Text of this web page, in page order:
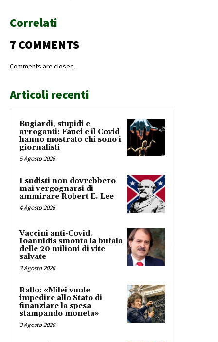
Correlati
7 COMMENTS
Comments are closed.
Articoli recenti
Bugiardi, stupidi e
arroganti: Fauci e il Covid
hanno mostrato chi sono i
giornalisti
5 Agosto 2026
I sudisti non dovrebbero
mai vergognarsi di
ammirare Robert E. Lee
4 Agosto 2026
Vaccini anti-Covid,
Ioannidis smonta la bufala
delle 20 milioni di vite
salvate
3 Agosto 2026
Rallo: «Milei vuole
impedire allo Stato di
finanziare la spesa
stampando moneta»
3 Agosto 2026